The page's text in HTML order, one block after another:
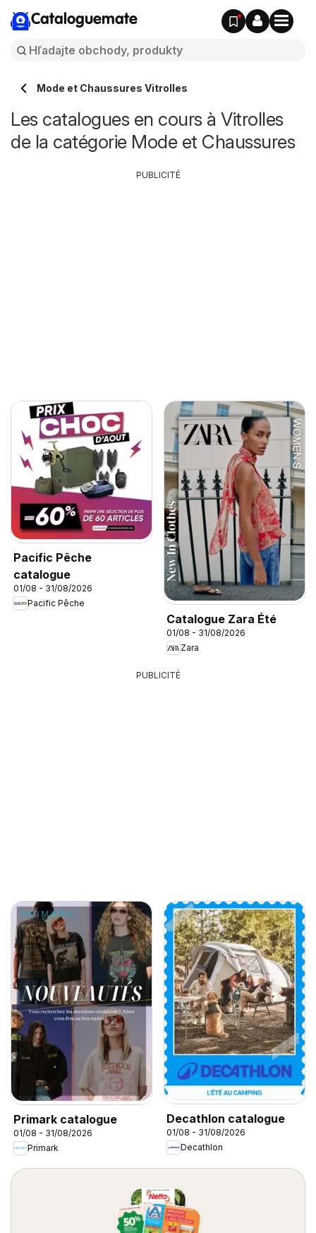
Cataloguemate
Mode et Chaussures Vitrolles
Les catalogues en cours à Vitrolles
de la catégorie Mode et Chaussures
Pacific Pêche
catalogue
01/08 - 31/08/2026
Pacific Pêche
Catalogue Zara Été
01/08 - 31/08/2026
Zara
PUBLICITÉ
PUBLICITÉ
Primark catalogue
01/08 - 31/08/2026
Primark
Decathlon catalogue
01/08 - 31/08/2026
Decathlon